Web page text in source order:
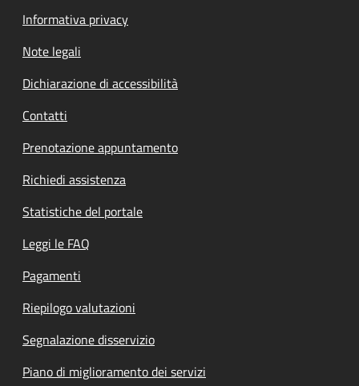
Informativa privacy
Note legali
Dichiarazione di accessibilità
Contatti
Prenotazione appuntamento
Richiedi assistenza
Statistiche del portale
Leggi le FAQ
Pagamenti
Riepilogo valutazioni
Segnalazione disservizio
Piano di miglioramento dei servizi